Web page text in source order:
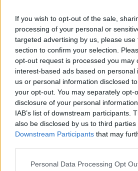
If you wish to opt-out of the sale,
processing of your personal or
targeted advertising by us, please
section to confirm your selection.
opt-out request is processed you may
interest-based ads based on personal
us or personal information disclosed
your opt-out. You may separately opt-
disclosure of your personal
IAB’s list of downstream participants.
also be disclosed by us to third parties
Downstream Participants that may
Please note that this website/app
Personal Data Processing Opt
Par pusi
Ukrainā var
cilvēku
Emigrējušais
atgriešanos
vairs negribu
VentsArmands
mums ir